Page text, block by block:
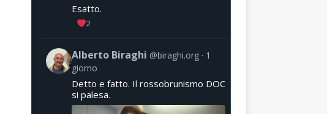
Esatto.
2
Alberto Biraghi @biraghi.org
1
giorno
Detto e fatto. Il rossobrunismo DOC
si palesa.